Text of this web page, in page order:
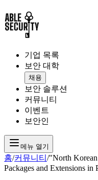
기업 목록
보안 대학
채용
보안 솔루션
커뮤니티
이벤트
보안인
메뉴 열기
홈/커뮤니티 /"North
Packages and Extensions